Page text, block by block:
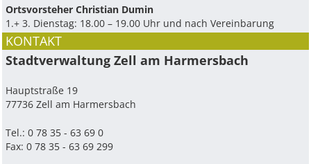
Ortsvorsteher Christian Dumin
1.+ 3. Dienstag: 18.00 – 19.00 Uhr und nach Vereinbarung
KONTAKT
Stadtverwaltung Zell am Harmersbach
Hauptstraße 19
77736 Zell am Harmersbach
Tel.: 0 78 35 - 63 69 0
Fax: 0 78 35 - 63 69 299